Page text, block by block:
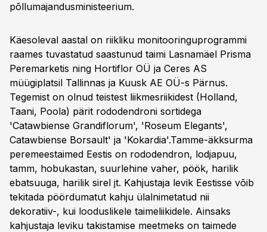
põllumajandusministeerium.
Käesoleval aastal on riikliku monitooringuprogrammi
raames tuvastatud saastunud taimi Lasnamäel Prisma
Peremarketis ning Hortiflor OÜ ja Ceres AS
müügiplatsil Tallinnas ja Kuusk AE OÜ-s Pärnus.
Tegemist on olnud teistest liikmesriikidest (Holland,
Taani, Poola) pärit rododendroni sortidega
'Catawbiense Grandiflorum', 'Roseum Elegants',
Catawbiense Borsault' ja 'Kokardia'.Tamme-äkksurma
peremeestaimed Eestis on rododendron, lodjapuu,
tamm, hobukastan, suurlehine vaher, pöök, harilik
ebatsuuga, harilik sirel jt. Kahjustaja levik Eestisse võib
tekitada pöördumatut kahju ülalnimetatud nii
dekoratiiv-, kui looduslikele taimeliikidele. Ainsaks
kahjustaja leviku takistamise meetmeks on taimede